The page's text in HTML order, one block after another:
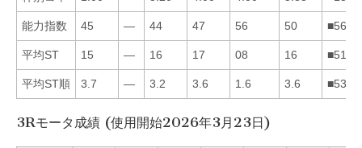
能力指数 45 — 44 47 56 50
平均ST 15 — 16 17 08 16
平均ST順 3.7 — 3.2 3.6 1.6 3.6
3Rモータ成績 (使用開始2026年3月23日)